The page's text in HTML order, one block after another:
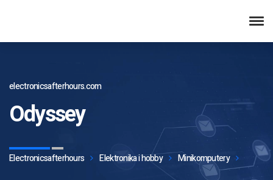
electronicsafterhours.com
Odyssey
Electronicsafterhours Elektronika i hobby Minikomputery